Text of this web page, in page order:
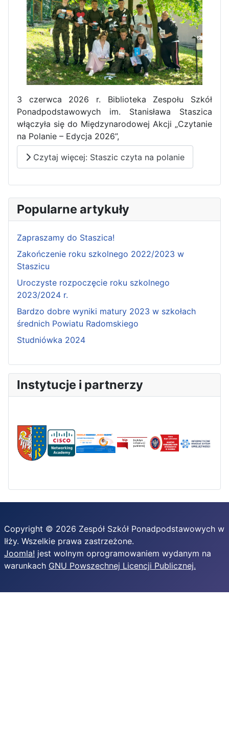
3 czerwca 2026 r. Biblioteka Zespołu Szkół
Ponadpodstawowych im. Stanisława Staszica
włączyła się do Międzynarodowej Akcji „Czytanie
na Polanie – Edycja 2026”,
Czytaj więcej: Staszic czyta na polanie
Popularne artykuły
Zapraszamy do Staszica!
Zakończenie roku szkolnego 2022/2023 w
Staszicu
Uroczyste rozpoczęcie roku szkolnego
2023/2024 r.
Bardzo dobre wyniki matury 2023 w szkołach
średnich Powiatu Radomskiego
Studniówka 2024
Instytucje i partnerzy
Copyright © 2026 Zespół Szkół Ponadpodstawowych w
Iłży. Wszelkie prawa zastrzeżone.
Joomla! jest wolnym oprogramowaniem wydanym na
warunkach GNU Powszechnej Licencji Publicznej.